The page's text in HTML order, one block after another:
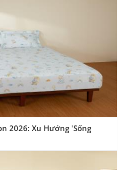
2026: Xu Hướng 'Sống